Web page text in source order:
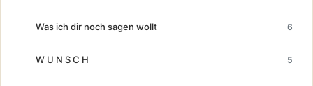
Was ich dir noch sagen wollt 6
W U N S C H 5